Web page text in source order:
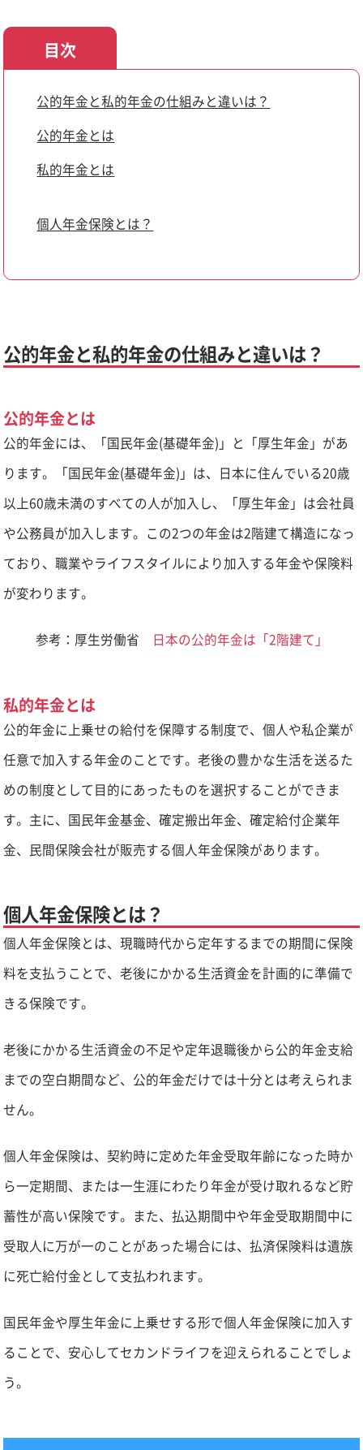
目次
公的年金と私的年金の仕組みと違いは？
公的年金とは
私的年金とは
個人年金保険とは？
公的年金と私的年金の仕組みと違いは？
公的年金とは
公的年金には、「国民年金(基礎年金)」と「厚生年金」があ
ります。「国民年金(基礎年金)」は、日本に住んでいる20歳
以上60歳未満のすべての人が加入し、「厚生年金」は会社員
や公務員が加入します。この2つの年金は2階建て構造になっ
ており、職業やライフスタイルにより加入する年金や保険料
が変わります。
参考：厚生労働省 日本の公的年金は「2階建て」
私的年金とは
公的年金に上乗せの給付を保障する制度で、個人や私企業が
任意で加入する年金のことです。老後の豊かな生活を送るた
めの制度として目的にあったものを選択することができま
す。主に、国民年金基金、確定搬出年金、確定給付企業年
金、民間保険会社が販売する個人年金保険があります。
個人年金保険とは？
個人年金保険とは、現職時代から定年するまでの期間に保険
料を支払うことで、老後にかかる生活資金を計画的に準備で
きる保険です。
老後にかかる生活資金の不足や定年退職後から公的年金支給
までの空白期間など、公的年金だけでは十分とは考えられま
せん。
個人年金保険は、契約時に定めた年金受取年齢になった時か
ら一定期間、または一生涯にわたり年金が受け取れるなど貯
蓄性が高い保険です。また、払込期間中や年金受取期間中に
受取人に万が一のことがあった場合には、払済保険料は遺族
に死亡給付金として支払われます。
国民年金や厚生年金に上乗せする形で個人年金保険に加入す
ることで、安心してセカンドライフを迎えられることでしょ
う。